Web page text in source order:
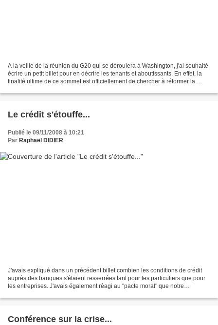
A la veille de la réunion du G20 qui se déroulera à Washington, j'ai souhaité
écrire un petit billet pour en décrire les tenants et aboutissants. En effet, la
finalité ultime de ce sommet est officiellement de chercher à réformer la
Le crédit s'étouffe...
Publié le 09/11/2008 à 10:21
Par Raphaël DIDIER
J'avais expliqué dans un précédent billet combien les conditions de crédit
auprès des banques s'étaient resserrées tant pour les particuliers que pour
les entreprises. J'avais également réagi au "pacte moral" que notre
Conférence sur la crise...